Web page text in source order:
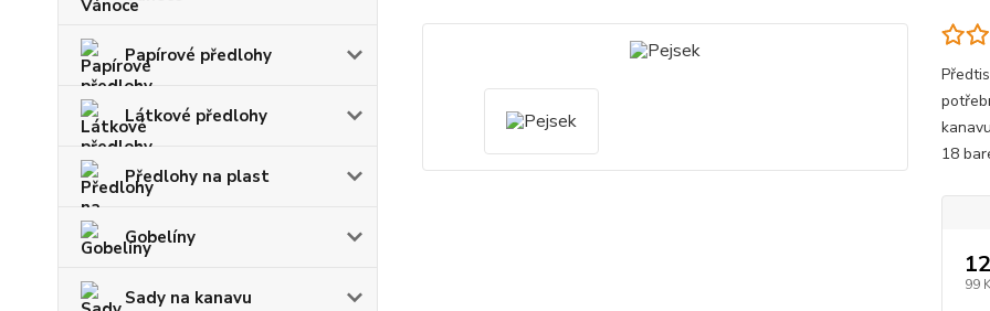
Papírové předlohy
Látkové předlohy
Předlohy na plast
Gobelíny
Sady na kanavu
18
99